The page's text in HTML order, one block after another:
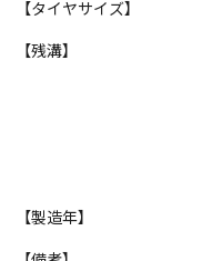
【タイヤサイズ】
【残溝】
【製造年】